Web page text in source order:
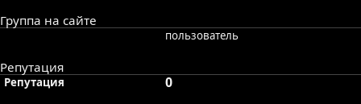
Группа на сайте
пользователь
Репутация
Репутация 0